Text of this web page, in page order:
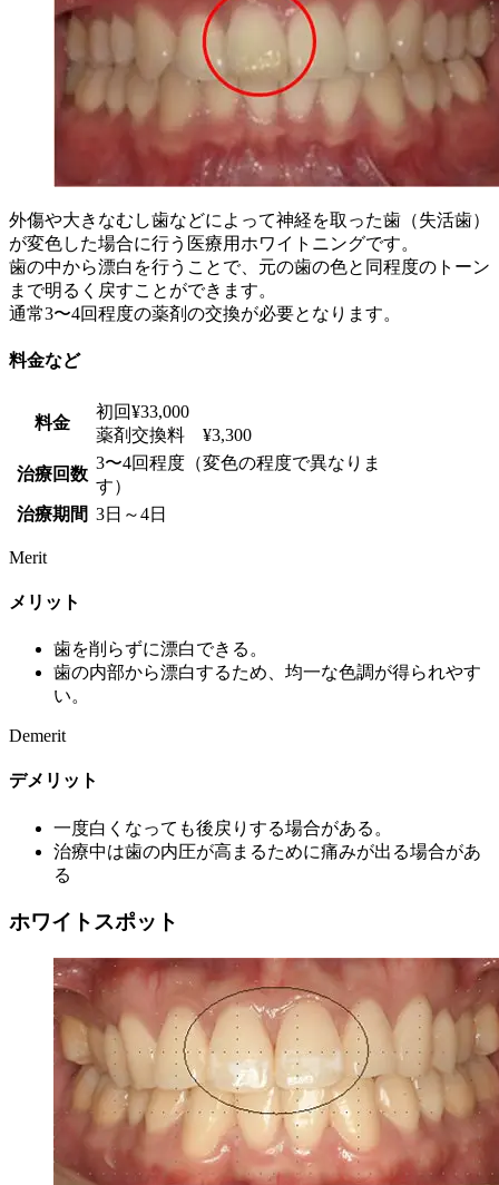
外傷や大きなむし歯などによって神経を取った歯（失活歯）
が変色した場合に行う医療用ホワイトニングです。
歯の中から漂白を行うことで、元の歯の色と同程度のトーン
まで明るく戻すことができます。
通常3〜4回程度の薬剤の交換が必要となります。
料金など
料金
初回¥33,000
薬剤交換料 ¥3,300
治療回数
3〜4回程度（変色の程度で異なりま
す）
治療期間 3日～4日
Merit
メリット
歯を削らずに漂白できる。
歯の内部から漂白するため、均一な色調が得られやす
い。
Demerit
デメリット
一度白くなっても後戻りする場合がある。
治療中は歯の内圧が高まるために痛みが出る場合があ
る
ホワイトスポット